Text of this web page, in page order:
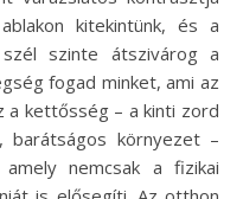
kitekintünk, és a
szinte átszivárog a
fogad minket, ami az
a kettősség – a kinti zord
barátságos környezet –
nemcsak a fizikai